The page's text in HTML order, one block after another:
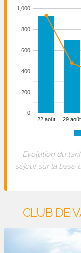
22 août 29 août
0
200
400
600
800
1,000
Evolution du
séjour sur la base
CLUB DE